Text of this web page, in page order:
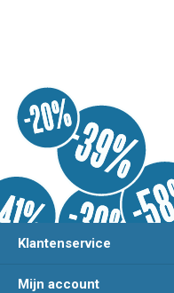
Klantenservice
Mijn account